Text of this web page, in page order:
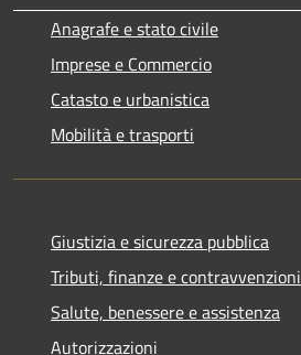
Anagrafe e stato civile
Imprese e Commercio
Catasto e urbanistica
Mobilità e trasporti
Giustizia e sicurezza pubblica
Tributi, finanze e contravvenzioni
Salute, benessere e assistenza
Autorizzazioni